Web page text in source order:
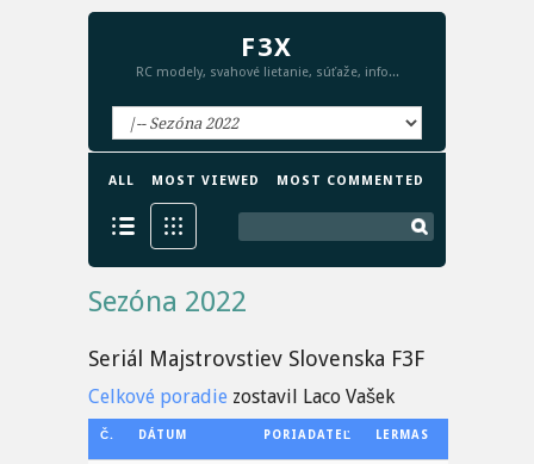
F3X
RC modely, svahové lietanie, súťaže, info...
ALL MOST VIEWED MOST COMMENTED
Sezóna 2022
Seriál Majstrovstiev Slovenska F3F
Celkové poradie zostavil Laco Vašek
Č. DÁTUM PORIADATEĽ LERMAS